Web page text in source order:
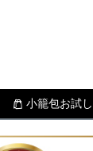
小籠包お試し